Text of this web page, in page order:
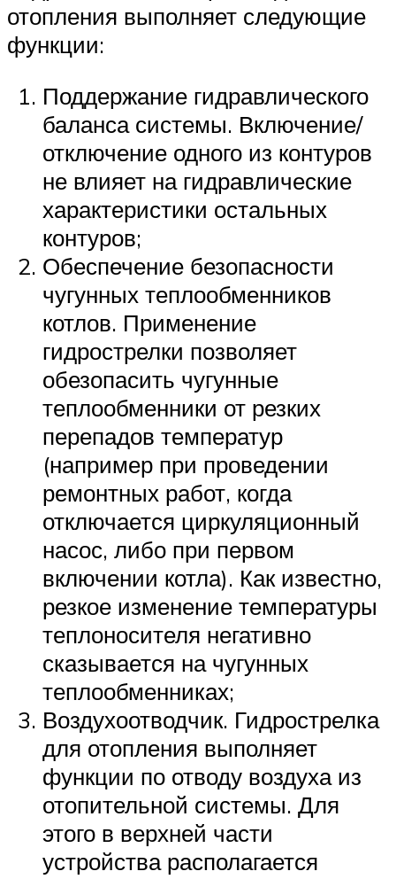
отопления выполняет следующие
функции:
Поддержание гидравлического
баланса системы. Включение/
отключение одного из контуров
не влияет на гидравлические
характеристики остальных
контуров;
Обеспечение безопасности
чугунных теплообменников
котлов. Применение
гидрострелки позволяет
обезопасить чугунные
теплообменники от резких
перепадов температур
(например при проведении
ремонтных работ, когда
отключается циркуляционный
насос, либо при первом
включении котла). Как известно,
резкое изменение температуры
теплоносителя негативно
сказывается на чугунных
теплообменниках;
Воздухоотводчик. Гидрострелка
для отопления выполняет
функции по отводу воздуха из
отопительной системы. Для
этого в верхней части
устройства располагается